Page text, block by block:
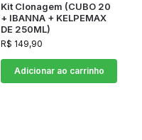
Kit Clonagem (CUBO 20
+ IBANNA + KELPEMAX
DE 250ML)
R$ 149,90
Adicionar ao carrinho